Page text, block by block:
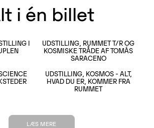
i én billet
I
UDSTILLING, RUMMET T/R OG
KOSMISKE TRÅDE AF TOMÁS
SARACENO
LÆS MERE
UDSTILLING, KOSMOS - ALT,
HVAD DU ER, KOMMER FRA
RUMMET
LÆS MERE
LÆS MERE